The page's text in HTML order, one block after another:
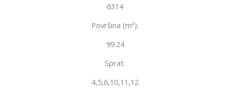
6314
Površina (m²):
99.24
Sprat:
4,5,6,10,11,12